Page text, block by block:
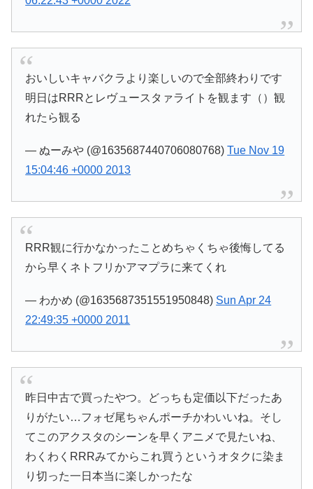
おいしいキャバクラより楽しいので全部終わりです
明日はRRRとレヴュースタァライトを観ます（）観
れたら観る
— ぬーみや (@1635687440706080768)Tue Nov 19
15:04:46 +0000 2013
RRR観に行かなかったことめちゃくちゃ後悔してる
から早くネトフリかアマプラに来てくれ
— わかめ (@1635687351551950848) Sun Apr 24
22:49:35 +0000 2011
昨日中古で買ったやつ。どっちも定価以下だったあ
りがたい…フォゼ尾ちゃんポーチかわいいね。そし
てこのアクスタのシーンを早くアニメで見たいね、
わくわくRRRみてからこれ買うというオタクに染ま
り切った一日本当に楽しかったな